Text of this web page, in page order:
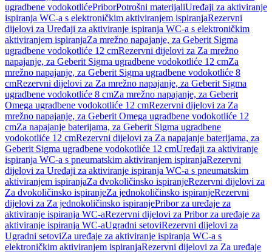
ugradbene vodokotlićePriborPotrošni materijaliUređaji za aktiviranje
ispiranja WC-a s elektroničkim aktiviranjem ispiranjaRezervni
dijelovi za Uređaji za aktiviranje ispiranja WC-a s elektroničkim
aktiviranjem ispiranjaZa mrežno napajanje, za Geberit Sigma
ugradbene vodokotliće 12 cmRezervni dijelovi za Za mrežno
napajanje, za Geberit Sigma ugradbene vodokotliće 12 cmZa
mrežno napajanje, za Geberit Sigma ugradbene vodokotliće 8
cmRezervni dijelovi za Za mrežno napajanje, za Geberit Sigma
ugradbene vodokotliće 8 cmZa mrežno napajanje, za Geberit
Omega ugradbene vodokotliće 12 cmRezervni dijelovi za Za
mrežno napajanje, za Geberit Omega ugradbene vodokotliće 12
cmZa napajanje baterijama, za Geberit Sigma ugradbene
vodokotliće 12 cmRezervni dijelovi za Za napajanje baterijama, za
Geberit Sigma ugradbene vodokotliće 12 cmUređaji za aktiviranje
ispiranja WC-a s pneumatskim aktiviranjem ispiranjaRezervni
dijelovi za Uređaji za aktiviranje ispiranja WC-a s pneumatskim
aktiviranjem ispiranjaZa dvokoličinsko ispiranjeRezervni dijelovi za
Za dvokoličinsko ispiranjeZa jednokoličinsko ispiranjeRezervni
dijelovi za Za jednokoličinsko ispiranjePribor za uređaje za
aktiviranje ispiranja WC-aRezervni dijelovi za Pribor za uređaje za
aktiviranje ispiranja WC-aUgradni setoviRezervni dijelovi za
Ugradni setoviZa uređaje za aktiviranje ispiranja WC-a s
elektroničkim aktiviranjem ispiranjaRezervni dijelovi za Za uređaje